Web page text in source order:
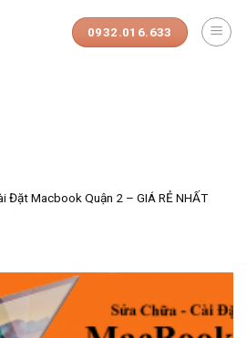
0932.016.633
Đặt Macbook Quận 2 – GIÁ RẺ NHẤT